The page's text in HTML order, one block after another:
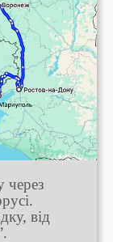
через
від